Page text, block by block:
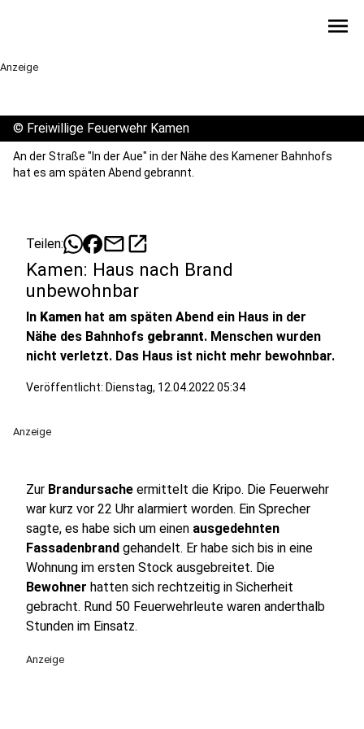
menu
Anzeige
© Freiwillige Feuerwehr Kamen
An der Straße "In der Aue" in der Nähe des Kamener Bahnhofs
hat es am späten Abend gebrannt.
Teilen: mailopen_in_new
Kamen: Haus nach Brand
unbewohnbar
In Kamen hat am späten Abend ein Haus in der
Nähe des Bahnhofs gebrannt. Menschen wurden
nicht verletzt. Das Haus ist nicht mehr bewohnbar.
Veröffentlicht: Dienstag, 12.04.2022 05:34
Anzeige
Zur Brandursache ermittelt die Kripo. Die Feuerwehr
war kurz vor 22 Uhr alarmiert worden. Ein Sprecher
sagte, es habe sich um einen ausgedehnten
Fassadenbrand gehandelt. Er habe sich bis in eine
Wohnung im ersten Stock ausgebreitet. Die
Bewohner hatten sich rechtzeitig in Sicherheit
gebracht. Rund 50 Feuerwehrleute waren anderthalb
Stunden im Einsatz.
Anzeige